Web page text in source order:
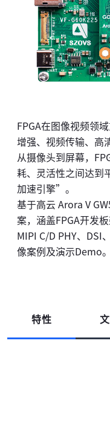
FPGA在图像视频领
增强、视频传输、高
从摄像头到屏幕，
耗、灵活性之间达到
加速引擎”。
基于高云 Arora V
案，涵盖FPGA开发
MIPI C/D PHY、DSI
像案例及演示Demo。
特性